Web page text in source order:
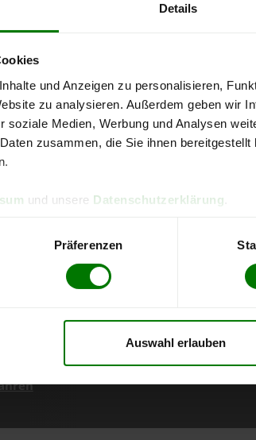
Details
und Anzeigen zu personalisieren,
zu analysieren. Außerdem geben wir
soziale Medien, Werbung und Analysen
zusammen, die Sie ihnen
und unsere Datenschutzerklärung
Präferenzen
Auswahl erlauben
kostenlose
direkt online bestellen
aktuellen Stand